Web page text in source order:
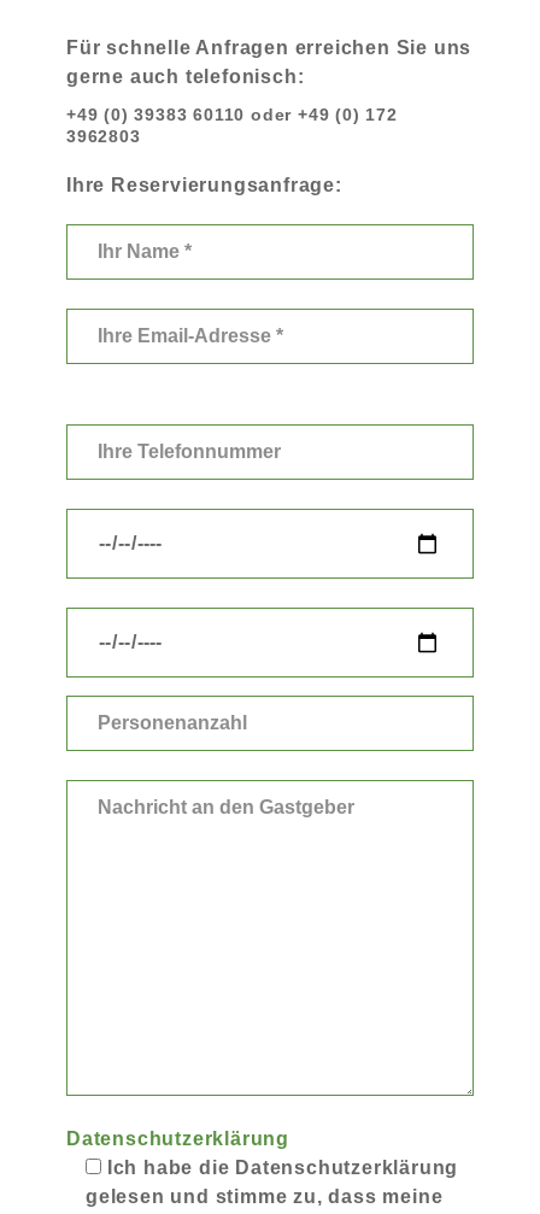
Für schnelle Anfragen erreichen Sie uns
gerne auch telefonisch:
+49 (0) 39383 60110 oder +49 (0) 172
3962803
Ihre Reservierungsanfrage:
Datenschutzerklärung
Ich habe die Datenschutzerklärung
gelesen und stimme zu, dass meine